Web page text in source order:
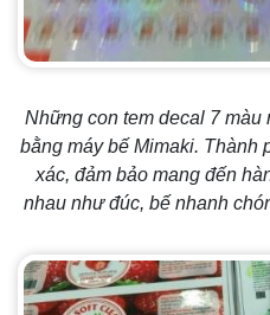
Những con tem decal 7
bằng máy bế Mimaki. Thành
xác, đảm bảo mang đến
nhau như đúc, bế nhanh